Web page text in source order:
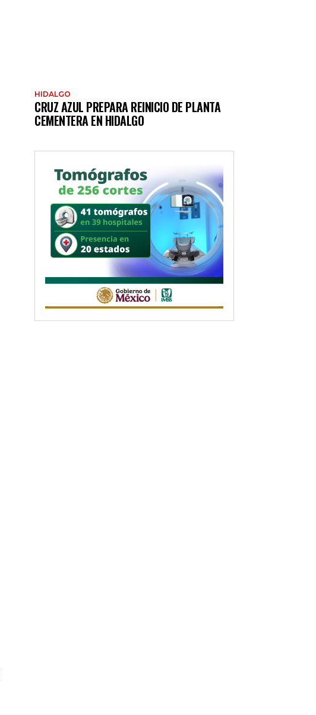
HIDALGO
CRUZ AZUL PREPARA REINICIO DE PLANTA
CEMENTERA EN HIDALGO